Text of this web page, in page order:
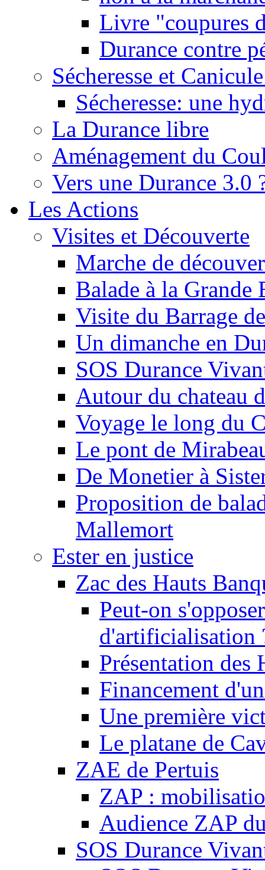
Livre "coupures
Durance contre
Sécheresse et
Sécheresse: une
La Durance libre
Aménagement du
Vers une Durance 3.0
Les Actions
Visites et Découverte
Marche de
Balade à la Grande
Visite du Barrage
Un dimanche en
SOS Durance
Autour du chateau
Voyage le long du
Le pont de
De Monetier à
Proposition de
Mallemort
Ester en justice
Zac des Hauts
Peut-on
d'artificialisation
Présentation des
Financement
Une première
Le platane de
ZAE de Pertuis
ZAP :
Audience ZAP
SOS Durance